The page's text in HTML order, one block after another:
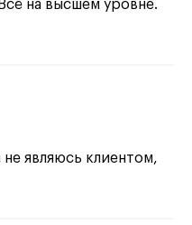
на высшем уровне.
являюсь клиентом,